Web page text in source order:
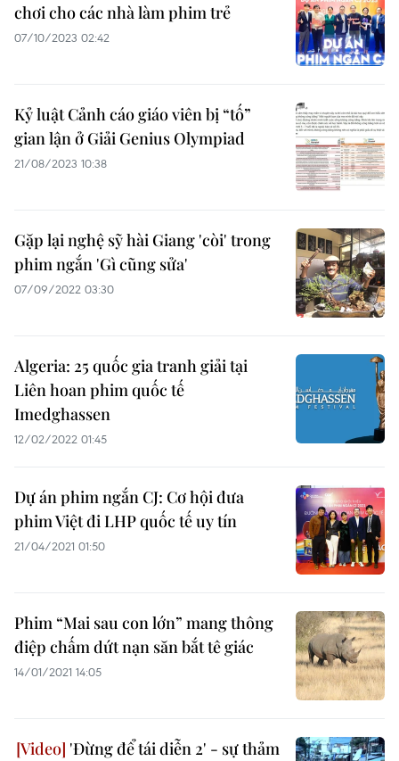
chơi cho các nhà làm phim trẻ
07/10/2023 02:42
Kỷ luật Cảnh cáo giáo viên bị “tố”
gian lận ở Giải Genius Olympiad
21/08/2023 10:38
Gặp lại nghệ sỹ hài Giang 'còi' trong
phim ngắn 'Gì cũng sửa'
07/09/2022 03:30
Algeria: 25 quốc gia tranh giải tại
Liên hoan phim quốc tế
Imedghassen
12/02/2022 01:45
Dự án phim ngắn CJ: Cơ hội đưa
phim Việt đi LHP quốc tế uy tín
21/04/2021 01:50
Phim “Mai sau con lớn” mang thông
điệp chấm dứt nạn săn bắt tê giác
14/01/2021 14:05
'Đừng để tái diễn 2' - sự thảm